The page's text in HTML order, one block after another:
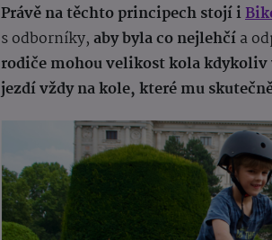
Právě na těchto principech stojí i
s odborníky,aby byla co nejlehčía
rodiče mohou velikost kola kdykoliv
jezdí vždy na kole, které mu